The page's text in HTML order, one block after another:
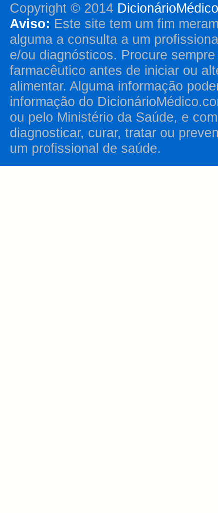
Copyright © 2014
Aviso: Este site tem um fim
alguma a consulta a um
e/ou diagnósticos. Procure
farmacêutico antes de iniciar ou
alimentar. Alguma informação
informação do
ou pelo Ministério da Saúde, e
diagnosticar, curar, tratar ou
um profissional de saúde.